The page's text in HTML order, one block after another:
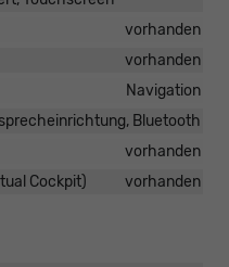
vorhanden
vorhanden
Navigation
Bluetooth
vorhanden
Cockpit)
vorhanden